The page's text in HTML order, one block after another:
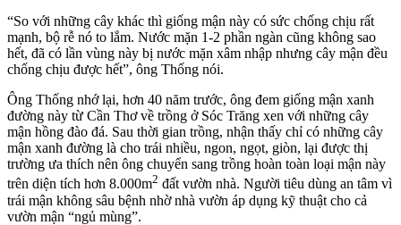
“So với những cây khác thì giống mận này có sức chống chịu rất
mạnh, bộ rễ nó to lắm. Nước mặn 1-2 phần ngàn cũng không sao
hết, đã có lần vùng này bị nước mặn xâm nhập nhưng cây mận đều
chống chịu được hết”, ông Thống nói.
Ông Thống nhớ lại, hơn 40 năm trước, ông đem giống mận xanh
đường này từ Cần Thơ về trồng ở Sóc Trăng xen với những cây
mận hồng đào đá. Sau thời gian trồng, nhận thấy chỉ có những cây
mận xanh đường là cho trái nhiều, ngon, ngọt, giòn, lại được thị
trường ưa thích nên ông chuyển sang trồng hoàn toàn loại mận này
trên diện tích hơn 8.000m2 đất vườn nhà. Người tiêu dùng an tâm vì
trái mận không sâu bệnh nhờ nhà vườn áp dụng kỹ thuật cho cả
vườn mận “ngủ mùng”.